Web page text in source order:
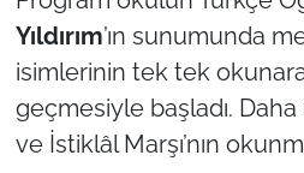
Yıldırım’ın sunumunda
isimlerinin tek tek
geçmesiyle başladı.
ve İstiklâl Marşı’nın
İş Dünyası